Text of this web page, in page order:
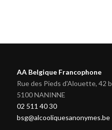
AA Belgique Francophone
Rue des Pieds d'Alouette, 42 b
5100 NANINNE
02 511 40 30
bsg@alcooliquesanonymes.be